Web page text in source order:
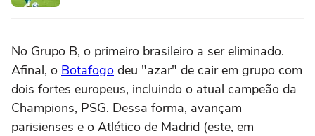
No Grupo B, o primeiro brasileiro a ser eliminado.
Afinal, o Botafogo deu "azar" de cair em grupo com
dois fortes europeus, incluindo o atual campeão da
Champions, PSG. Dessa forma, avançam
parisienses e o Atlético de Madrid (este, em